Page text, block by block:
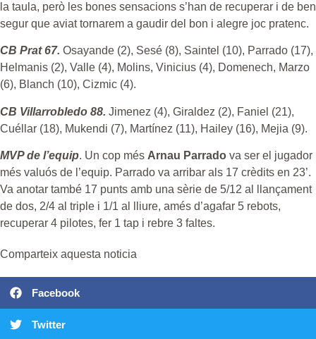
la taula, però les bones sensacions s’han de recuperar i de ben
segur que aviat tornarem a gaudir del bon i alegre joc pratenc.
CB Prat 67. Osayande (2), Sesé (8), Saintel (10), Parrado (17),
Helmanis (2), Valle (4), Molins, Vinicius (4), Domenech, Marzo
(6), Blanch (10), Cizmic (4).
CB Villarrobledo 88. Jimenez (4), Giraldez (2), Faniel (21),
Cuéllar (18), Mukendi (7), Martínez (11), Hailey (16), Mejia (9).
MVP de l’equip. Un cop més Arnau Parrado va ser el jugador
més valuós de l’equip. Parrado va arribar als 17 crèdits en 23’.
Va anotar també 17 punts amb una sèrie de 5/12 al llançament
de dos, 2/4 al triple i 1/1 al lliure, amés d’agafar 5 rebots,
recuperar 4 pilotes, fer 1 tap i rebre 3 faltes.
Comparteix aquesta noticia
Facebook
Twitter